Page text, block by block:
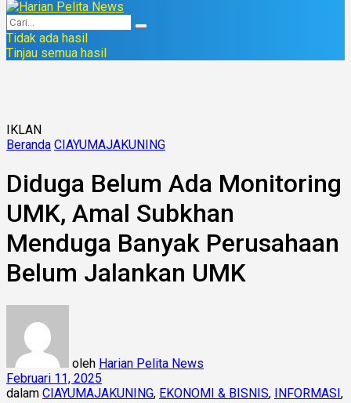
Tidak ada hasil
Tinjau semua hasil
IKLAN
Beranda CIAYUMAJAKUNING
Diduga Belum Ada Monitoring
UMK, Amal Subkhan
Menduga Banyak Perusahaan
Belum Jalankan UMK
oleh Harian Pelita News
Februari 11, 2025
dalam CIAYUMAJAKUNING, EKONOMI & BISNIS, INFORMASI,